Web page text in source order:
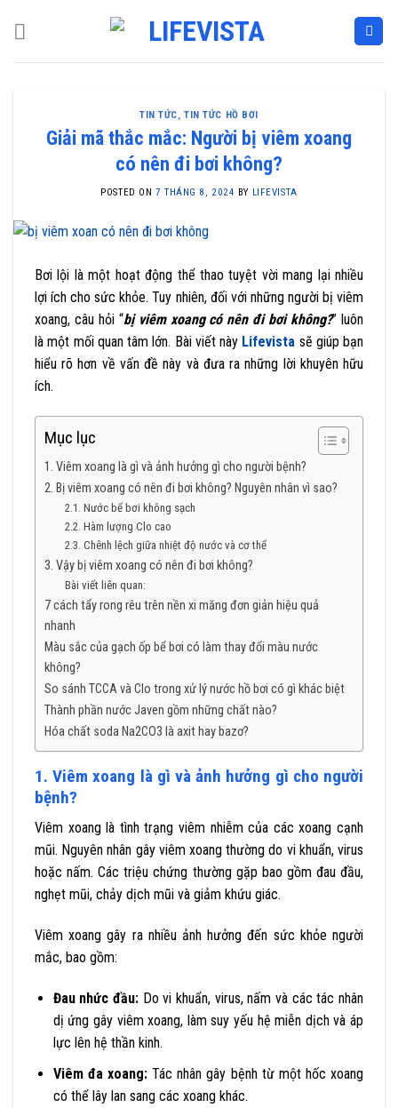
TIN TỨC,TIN TỨC HỒ BƠI
Giải mã thắc mắc: Người bị viêm xoang
có nên đi bơi không?
POSTED ON 7 THÁNG 8, 2024 BY LIFEVISTA
Bơi lội là một hoạt động thể thao tuyệt vời mang lại nhiều
lợi ích cho sức khỏe. Tuy nhiên, đối với những người bị viêm
xoang, câu hỏi “bị viêm xoang có nên đi bơi không?” luôn
là một mối quan tâm lớn. Bài viết này Lifevista sẽ giúp bạn
hiểu rõ hơn về vấn đề này và đưa ra những lời khuyên hữu
ích.
Mục lục
1. Viêm xoang là gì và ảnh hưởng gì cho người bệnh?
2. Bị viêm xoang có nên đi bơi không? Nguyên nhân vì sao?
2.1. Nước bể bơi không sạch
2.2. Hàm lượng Clo cao
2.3. Chênh lệch giữa nhiệt độ nước và cơ thể
3. Vậy bị viêm xoang có nên đi bơi không?
Bài viết liên quan:
7 cách tẩy rong rêu trên nền xi măng đơn giản hiệu quả
nhanh
Màu sắc của gạch ốp bể bơi có làm thay đổi màu nước
không?
So sánh TCCA và Clo trong xử lý nước hồ bơi có gì khác biệt
Thành phần nước Javen gồm những chất nào?
Hóa chất soda Na2CO3 là axit hay bazơ?
1. Viêm xoang là gì và ảnh hưởng gì cho người
bệnh?
Viêm xoang là tình trạng viêm nhiễm của các xoang cạnh
mũi. Nguyên nhân gây viêm xoang thường do vi khuẩn, virus
hoặc nấm. Các triệu chứng thường gặp bao gồm đau đầu,
nghẹt mũi, chảy dịch mũi và giảm khứu giác.
Viêm xoang gây ra nhiều ảnh hưởng đến sức khỏe người
mắc, bao gồm:
Đau nhức đầu: Do vi khuẩn, virus, nấm và các tác nhân
dị ứng gây viêm xoang, làm suy yếu hệ miễn dịch và áp
lực lên hệ thần kinh.
Viêm đa xoang: Tác nhân gây bệnh từ một hốc xoang
có thể lây lan sang các xoang khác.